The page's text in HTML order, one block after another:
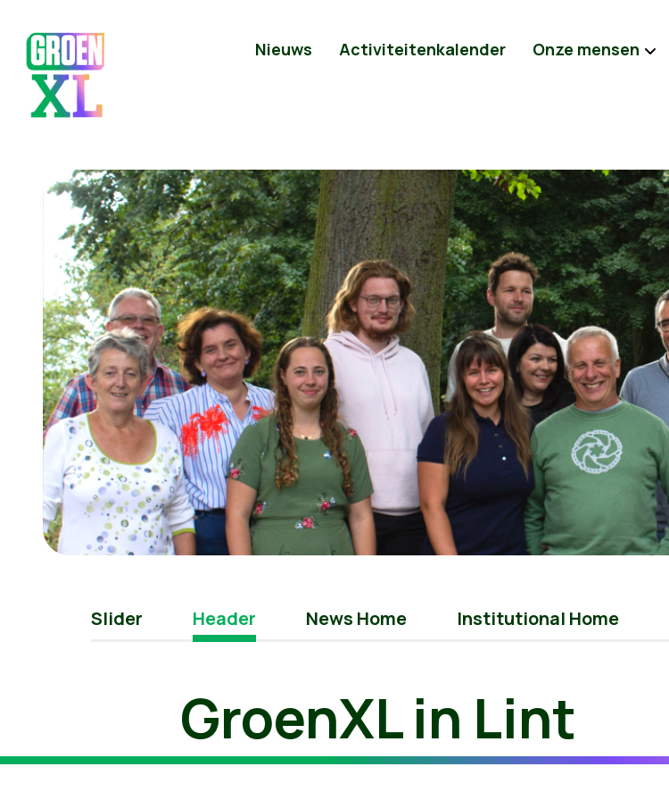
Nieuws Activiteitenkalender Onze mensen
Slider Header News Home Institutional Home
GroenXL in Lint